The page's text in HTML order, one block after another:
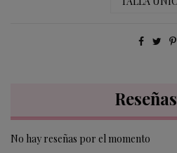
Reseñas
No hay reseñas por el momento